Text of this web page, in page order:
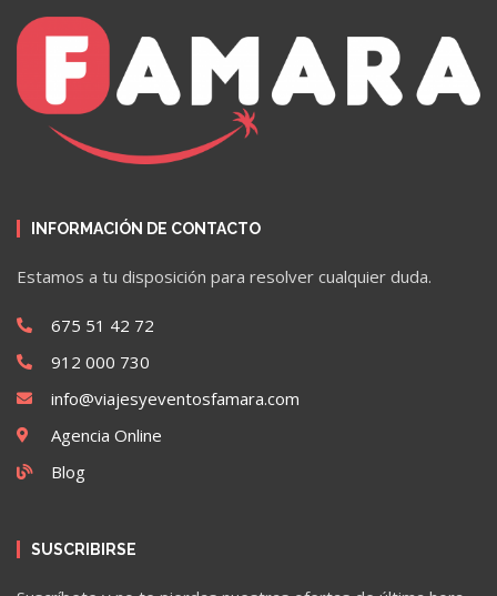
INFORMACIÓN DE CONTACTO
Estamos a tu disposición para resolver cualquier duda.
675 51 42 72
912 000 730
info@viajesyeventosfamara.com
Agencia Online
Blog
SUSCRIBIRSE